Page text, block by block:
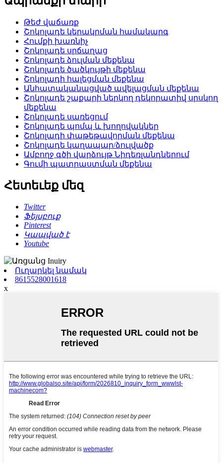
Թեժ վաճառք
Շոկոլադե կերակրման համակարգ
Հումքի խառնիչ
Շոկոլադե սրճաղաց
Շոկոլադե ձուլման մեքենա
Շոկոլադե ծածկույթի մեքենա
Շոկոլադի հալեցման մեքենա
Անհատականացված ավելացման մեքենա
Շոկոլադե շաքարի ներկող դեկորատիվ սրսկող
մեքենա
Շոկոլադե սառեցում
Շոկոլադե պոմպ և խողովակներ
Շոկոլադի փաթեթավորման մեքենա
Շոկոլադե կաղապար/ձուլվածք
Ամբողջ գծի վարձույթ Նիդեռլանդներում
Գումի պատրաստման մեքենա
Հետեւեք մեզ
Twitter
Ֆեյսբուք
Pinterest
Կապված է
Youtube
Ուղարկել նամակ
8615528001618
x